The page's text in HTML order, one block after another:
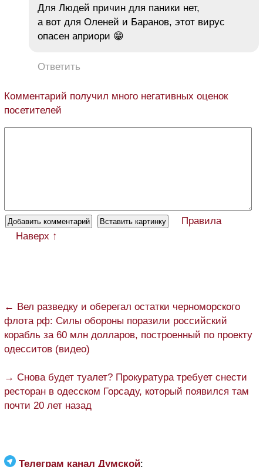
Для Людей причин для паники нет,
а вот для Оленей и Баранов, этот вирус
опасен априори 😁
Ответить
Комментарий получил много негативных оценок
посетителей
Правила
Наверх ↑
← Вел разведку и оберегал остатки черноморского
флота рф: Силы обороны поразили российский
корабль за 60 млн долларов, построенный по проекту
одесситов (видео)
→ Снова будет туалет? Прокуратура требует снести
ресторан в одесском Горсаду, который появился там
почти 20 лет назад
Телеграм канал Думской: